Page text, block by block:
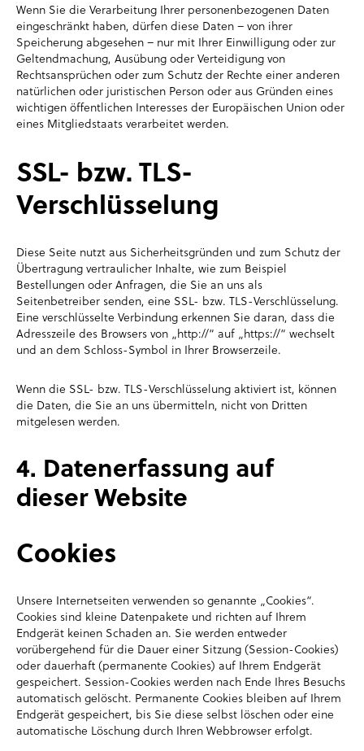
Wenn Sie die Verarbeitung Ihrer personenbezogenen Daten
eingeschränkt haben, dürfen diese Daten – von ihrer
Speicherung abgesehen – nur mit Ihrer Einwilligung oder zur
Geltendmachung, Ausübung oder Verteidigung von
Rechtsansprüchen oder zum Schutz der Rechte einer anderen
natürlichen oder juristischen Person oder aus Gründen eines
wichtigen öffentlichen Interesses der Europäischen Union oder
eines Mitgliedstaats verarbeitet werden.
SSL- bzw. TLS-
Verschlüsselung
Diese Seite nutzt aus Sicherheitsgründen und zum Schutz der
Übertragung vertraulicher Inhalte, wie zum Beispiel
Bestellungen oder Anfragen, die Sie an uns als
Seitenbetreiber senden, eine SSL- bzw. TLS-Verschlüsselung.
Eine verschlüsselte Verbindung erkennen Sie daran, dass die
Adresszeile des Browsers von „http://“ auf „https://“ wechselt
und an dem Schloss-Symbol in Ihrer Browserzeile.
Wenn die SSL- bzw. TLS-Verschlüsselung aktiviert ist, können
die Daten, die Sie an uns übermitteln, nicht von Dritten
mitgelesen werden.
4. Datenerfassung auf
dieser Website
Cookies
Unsere Internetseiten verwenden so genannte „Cookies“.
Cookies sind kleine Datenpakete und richten auf Ihrem
Endgerät keinen Schaden an. Sie werden entweder
vorübergehend für die Dauer einer Sitzung (Session-Cookies)
oder dauerhaft (permanente Cookies) auf Ihrem Endgerät
gespeichert. Session-Cookies werden nach Ende Ihres Besuchs
automatisch gelöscht. Permanente Cookies bleiben auf Ihrem
Endgerät gespeichert, bis Sie diese selbst löschen oder eine
automatische Löschung durch Ihren Webbrowser erfolgt.